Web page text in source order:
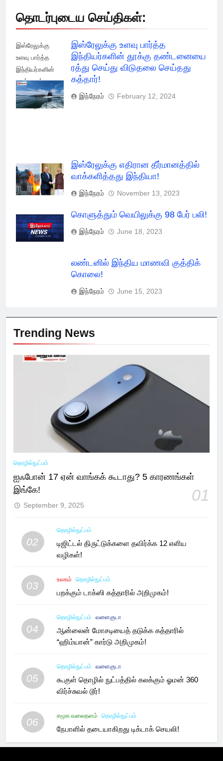
தொடர்புடைய செய்திகள்:
இஸ்ரேலுக்கு
உளவு பார்த்த
இந்தியர்களின்
தூக்கு ரத்து
செய்து விடுதலை
செய்தது கத்தார்!
இஸ்ரேலுக்கு உளவு பார்த்த
இந்தியர்களின் தூக்கு தண்டனையை
ரத்து செய்து விடுதலை செய்தது
கத்தார்!
இந்நேரம் February 12, 2024
இஸ்ரேலுக்கு எதிரான தீர்மானத்தில்
வாக்களித்தது இந்தியா!
இந்நேரம் November 13, 2023
கொளுத்தும் வெயிலுக்கு 98 பேர் பலி!
இந்நேரம் June 18, 2023
லண்டனில் இந்திய மாணவி குத்திக்
கொலை!
இந்நேரம் June 15, 2023
Trending News
தொழில்நுட்பம்
ஐஃபோன் 17 ஏன் வாங்கக் கூடாது? 5 காரணங்கள்
இங்கே!
01
September 9, 2025
02
தொழில்நுட்பம்
டிஜிட்டல் திருட்டுக்களை தவிர்க்க 12 எளிய
வழிகள்!
03
உலகம் தொழில்நுட்பம்
பறக்கும் டாக்ஸி கத்தாரில் அறிமுகம்!
04
தொழில்நுட்பம் வளைகுடா
ஆன்லைன் மோசடியைத் தடுக்க கத்தாரில்
“ஹிம்யான்” கார்டு அறிமுகம்!
05
தொழில்நுட்பம் வளைகுடா
கூகுள் தொழில் நுட்பத்தில் கலக்கும் ஓமன் 360
விர்ச்சுவல் டூர்!
06
சமூக வலைதளம் தொழில்நுட்பம்
நேபாளில் தடையாகிறது டிக்டாக் செயலி!